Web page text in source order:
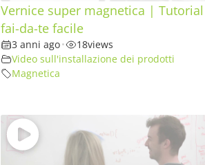
Vernice super magnetica | Tutorial
fai-da-te facile
3 anni ago• 18views
Video sull'installazione dei prodotti
Magnetica